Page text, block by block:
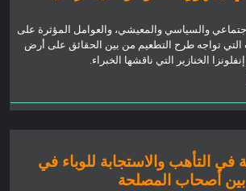
والسياسي والمعيشي، والعوامل المؤثرة على
التي تواجه طرح التطعيم من بين الحقائق على أرض
الخنازير التي ناقشها الخبراء.
في التأهب والاستجابة للوباء في
أصحاب المصلحة